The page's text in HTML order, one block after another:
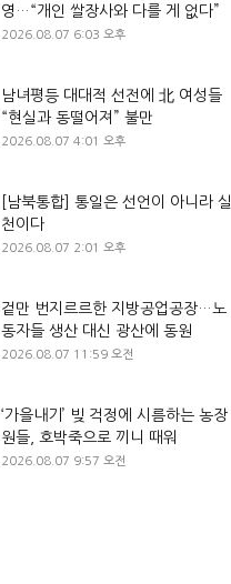
영…“개인 쌀장사와 다를 게 없다”
2026.08.07 6:03 오후
남녀평등 대대적 선전에 北 여성들
“현실과 동떨어져” 불만
2026.08.07 4:01 오후
[남북통합] 통일은 선언이 아니라 실
천이다
2026.08.07 2:01 오후
겉만 번지르르한 지방공업공장…노
동자들 생산 대신 광산에 동원
2026.08.07 11:59 오전
‘가을내기’ 빚 걱정에 시름하는 농장
원들, 호박죽으로 끼니 때워
2026.08.07 9:57 오전